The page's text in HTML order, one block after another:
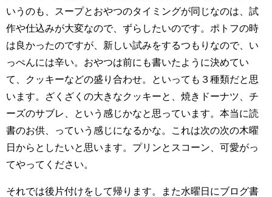
いうのも、スープとおやつのタイミングが同じなのは、試
作や仕込みが大変なので、ずらしたいのです。ポトフの時
は良かったのですが、新しい試みをするつもりなので、い
っぺんには辛い。おやつは前にも書いたように決めてい
て、クッキーなどの盛り合わせ。といっても３種類だと思
います。ざくざくの大きなクッキーと、焼きドーナツ、チ
ーズのサブレ、という感じかなと思っています。本当に読
書のお供、っていう感じになるかな。これは次の次の木曜
日からとしたいと思います。プリンとスコーン、可愛がっ
てやってください。
それでは後片付けをして帰ります。また水曜日にブログ書